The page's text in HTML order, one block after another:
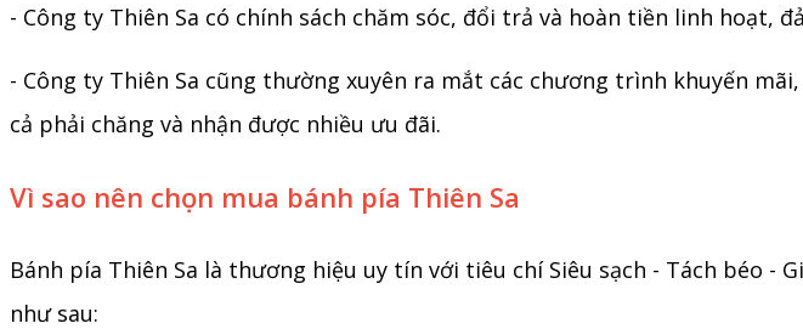
- Công ty Thiên Sa có chính sách chăm sóc, đổi trả và hoàn tiền linh hoạt,
- Công ty Thiên Sa cũng thường xuyên ra mắt các chương trình khuyến
cả phải chăng và nhận được nhiều ưu đãi.
Vì sao nên chọn mua bánh pía Thiên Sa
Bánh pía Thiên Sa là thương hiệu uy tín với tiêu chí Siêu sạch - Tách béo -
như sau: